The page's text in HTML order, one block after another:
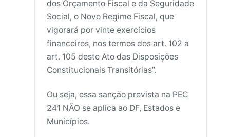
dos Orçamento Fiscal e da Seguridade
Social, o Novo Regime Fiscal, que
vigorará por vinte exercícios
financeiros, nos termos dos art. 102 a
art. 105 deste Ato das Disposições
Constitucionais Transitórias”.
Ou seja, essa sanção prevista na PEC
241 NÃO se aplica ao DF, Estados e
Municípios.